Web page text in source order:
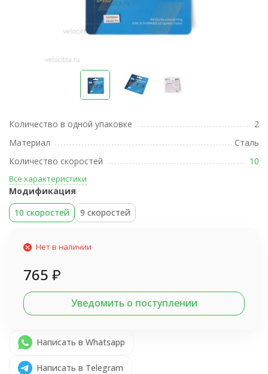
Количество в одной упаковке
2
Материал
Сталь
Количество скоростей
10
Все характеристики
Модификация
10 скоростей
9 скоростей
Нет в наличии
765 ₽
Уведомить о поступлении
Написать в Whatsapp
Написать в Telegram